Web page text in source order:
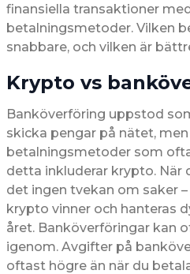
finansiella transaktioner
betalningsmetoder. Vilken
snabbare, och vilken är
Krypto vs
Banköverföring uppstod
skicka pengar på nätet,
betalningsmetoder som
detta inkluderar krypto. När
det ingen tvekan om saker
krypto vinner och hanteras
året. Banköverföringar kan
igenom. Avgifter på
oftast högre än när du